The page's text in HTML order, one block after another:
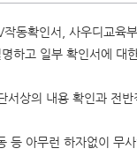
동확인서, 사우디교육
하고 일부 확인서에 대
상의 내용 확인과 전반
등 아무런 하자없이 무